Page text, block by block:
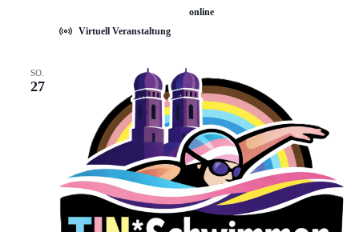
n
s
i
o
n
online
Virtuell Veranstaltung
SO.
27